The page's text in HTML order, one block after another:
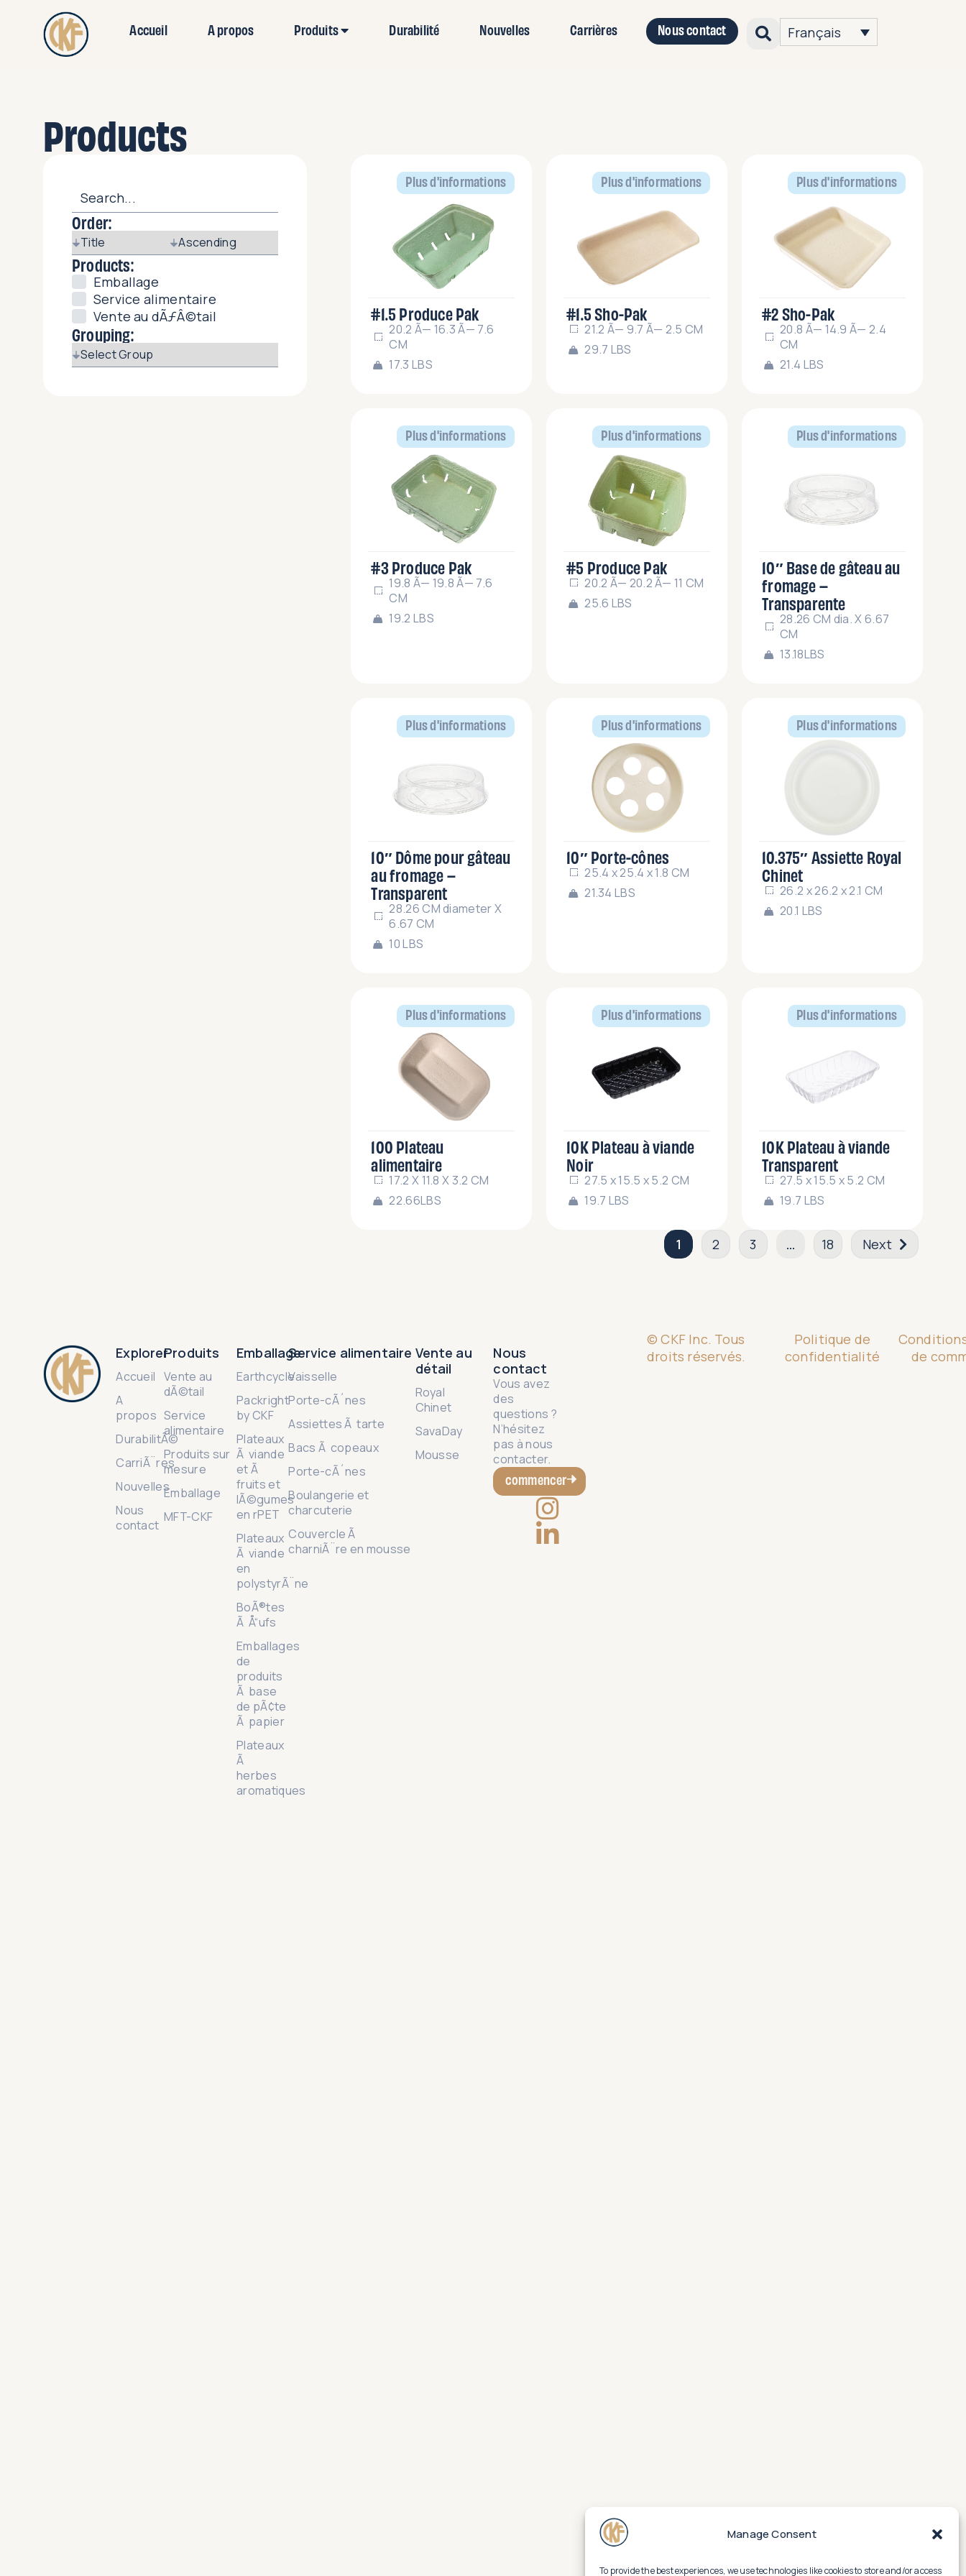
Manage Consent
To provide the best experiences, we use technologies like cookies to store and/or access
Accueil A propos Produits Durabilité Nouvelles Carrières Nous contact Français
Products
Order:
Products:
Emballage
Service alimentaire
Vente au dÃƒÂ©tail
Grouping:
Plus d'informations
#1.5 Produce Pak
20.2 Ã— 16.3 Ã— 7.6
CM
17.3 LBS
Plus d'informations
#1.5 Sho-Pak
21.2 Ã— 9.7 Ã— 2.5 CM
29.7 LBS
Plus d'informations
#2 Sho-Pak
20.8 Ã— 14.9 Ã— 2.4
CM
21.4 LBS
Plus d'informations
#3 Produce Pak
19.8 Ã— 19.8 Ã— 7.6
CM
19.2 LBS
Plus d'informations
#5 Produce Pak
20.2 Ã— 20.2 Ã— 11 CM
25.6 LBS
Plus d'informations
10″ Base de gâteau au
fromage –
Transparente
28.26 CM dia. X 6.67
CM
13.18LBS
Plus d'informations
10″ Dôme pour gâteau
au fromage –
Transparent
28.26 CM diameter X
6.67 CM
10 LBS
Plus d'informations
10″ Porte-cônes
25.4 x 25.4 x 1.8 CM
21.34 LBS
Plus d'informations
10.375″ Assiette Royal
Chinet
26.2 x 26.2 x 2.1 CM
20.1 LBS
Plus d'informations
100 Plateau
alimentaire
17.2 X 11.8 X 3.2 CM
22.66LBS
Plus d'informations
10K Plateau à viande
Noir
27.5 x 15.5 x 5.2 CM
19.7 LBS
Plus d'informations
10K Plateau à viande
Transparent
27.5 x 15.5 x 5.2 CM
19.7 LBS
1 2 3 … 18 Next
Explorer
Accueil
A
propos
DurabilitÃ©
CarriÃ¨res
Nouvelles
Nous
contact
Produits
Vente au
dÃ©tail
Service
alimentaire
Produits sur
mesure
Emballage
MFT-CKF
Emballage
Earthcycle
Packright
by CKF
Plateaux
Ã viande
et Ã
fruits et
lÃ©gumes
en rPET
Plateaux
Ã viande
en
polystyrÃ¨ne
BoÃ®tes
Ã Å“ufs
Emballages
de
produits
Ã base
de pÃ¢te
Ã papier
Plateaux
Ã
herbes
aromatiques
Service alimentaire
Vaisselle
Porte-cÃ´nes
Assiettes Ã tarte
Bacs Ã copeaux
Porte-cÃ´nes
Boulangerie et
charcuterie
Couvercle Ã
charniÃ¨re en mousse
Vente au
détail
Royal
Chinet
SavaDay
Mousse
Nous
contact
Vous avez
des
questions ?
N’hésitez
pas à nous
contacter.
commencer
© CKF Inc. Tous
droits réservés.
Politique de
confidentialité
de